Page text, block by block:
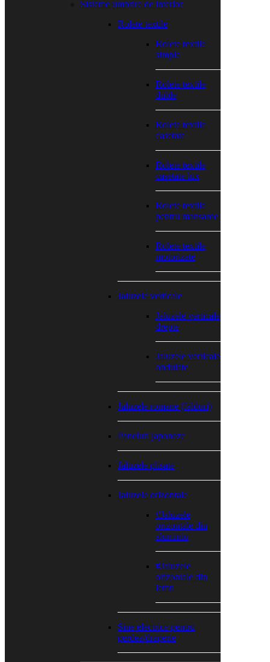
Sisteme umbrire de interior
Rolete textile
Rolete textile
simple
Rolete textile
duble
Rolete textile
casetate
Rolete textile
casetate lux
Rolete textile
pentru mansarde
Rolete textile
motorizate
Jaluzele verticale
Jaluzele verticale
drepte
Jaluzele verticale
ondulate
Jaluzele romane (falduri)
Paneluri japoneze
Jaluzele plisate
Jaluzele orizontale
#Jaluzele
orizontale din
aluminiu
#Jaluzele
orizontale din
lemn
Sine electrice pentru
perdea/draperie